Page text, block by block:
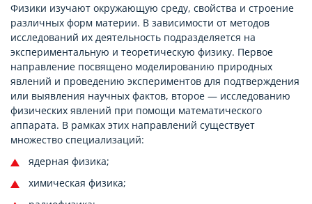
Физики изучают окружающую среду, свойства и строение
различных форм материи. В зависимости от методов
исследований их деятельность подразделяется на
экспериментальную и теоретическую физику. Первое
направление посвящено моделированию природных
явлений и проведению экспериментов для подтверждения
или выявления научных фактов, второе — исследованию
физических явлений при помощи математического
аппарата. В рамках этих направлений существует
множество специализаций:
ядерная физика;
химическая физика;